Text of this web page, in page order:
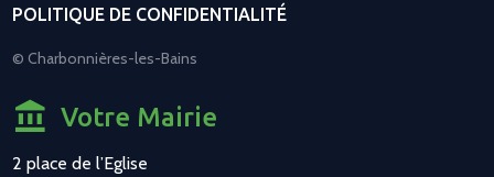
POLITIQUE DE CONFIDENTIALITÉ
© Charbonnières-les-Bains
Votre Mairie
2 place de l’Eglise